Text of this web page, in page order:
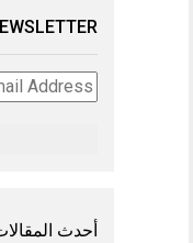
Email
Address
أحدث